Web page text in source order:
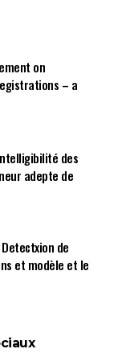
on
– a
des
adepte de
de
et modèle et le